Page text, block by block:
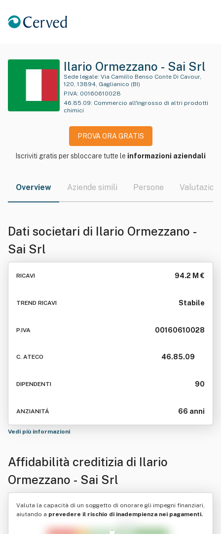
Ilario Ormezzano - Sai Srl
Sede legale:
120, 13894, Gaglianico (BI)
P.IVA: 00160610028
46.85.09: Commercio all'ingrosso di altri prodotti
chimici
PROVA ORA GRATIS
Iscriviti gratis per sbloccare tutte le informazioni aziendali
Overview Aziende simili Persone Valutazioni
Dati societari di Ilario Ormezzano -
Sai Srl
RICAVI 94.2 M €
TREND RICAVI Stabile
P.IVA 00160610028
C. ATECO 46.85.09
DIPENDENTI 90
ANZIANITÁ 66 anni
Vedi più informazioni
Affidabilità creditizia di Ilario
Ormezzano - Sai Srl
Valuta la capacità di un soggetto di onorare gli impegni finanziari,
aiutando a prevedere il rischio di inadempienza nei pagamenti.